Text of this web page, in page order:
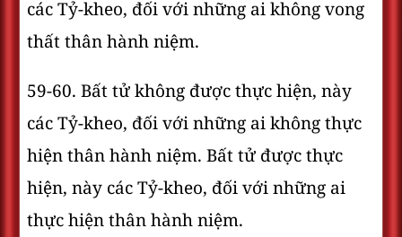
các Tỷ-kheo, đối với những ai không vong
thất thân hành niệm.
59-60. Bất tử không được thực hiện, này
các Tỷ-kheo, đối với những ai không thực
hiện thân hành niệm. Bất tử được thực
hiện, này các Tỷ-kheo, đối với những ai
thực hiện thân hành niệm.